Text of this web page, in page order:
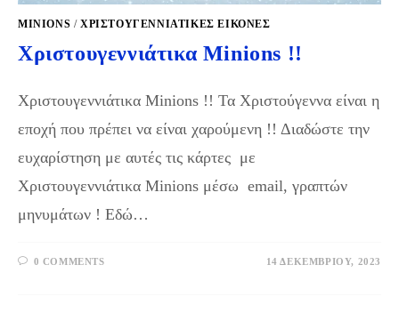
MINIONS /ΧΡΙΣΤΟΥΓΕΝΝΙΆΤΙΚΕΣ ΕΙΚΌΝΕΣ
Χριστουγεννιάτικα Minions !!
Χριστουγεννιάτικα Minions !! Τα Χριστούγεννα είναι η
εποχή που πρέπει να είναι χαρούμενη !! Διαδώστε την
ευχαρίστηση με αυτές τις κάρτες με
Χριστουγεννιάτικα Minions μέσω email, γραπτών
μηνυμάτων ! Εδώ…
0 COMMENTS 14 ΔΕΚΕΜΒΡΊΟΥ, 2023